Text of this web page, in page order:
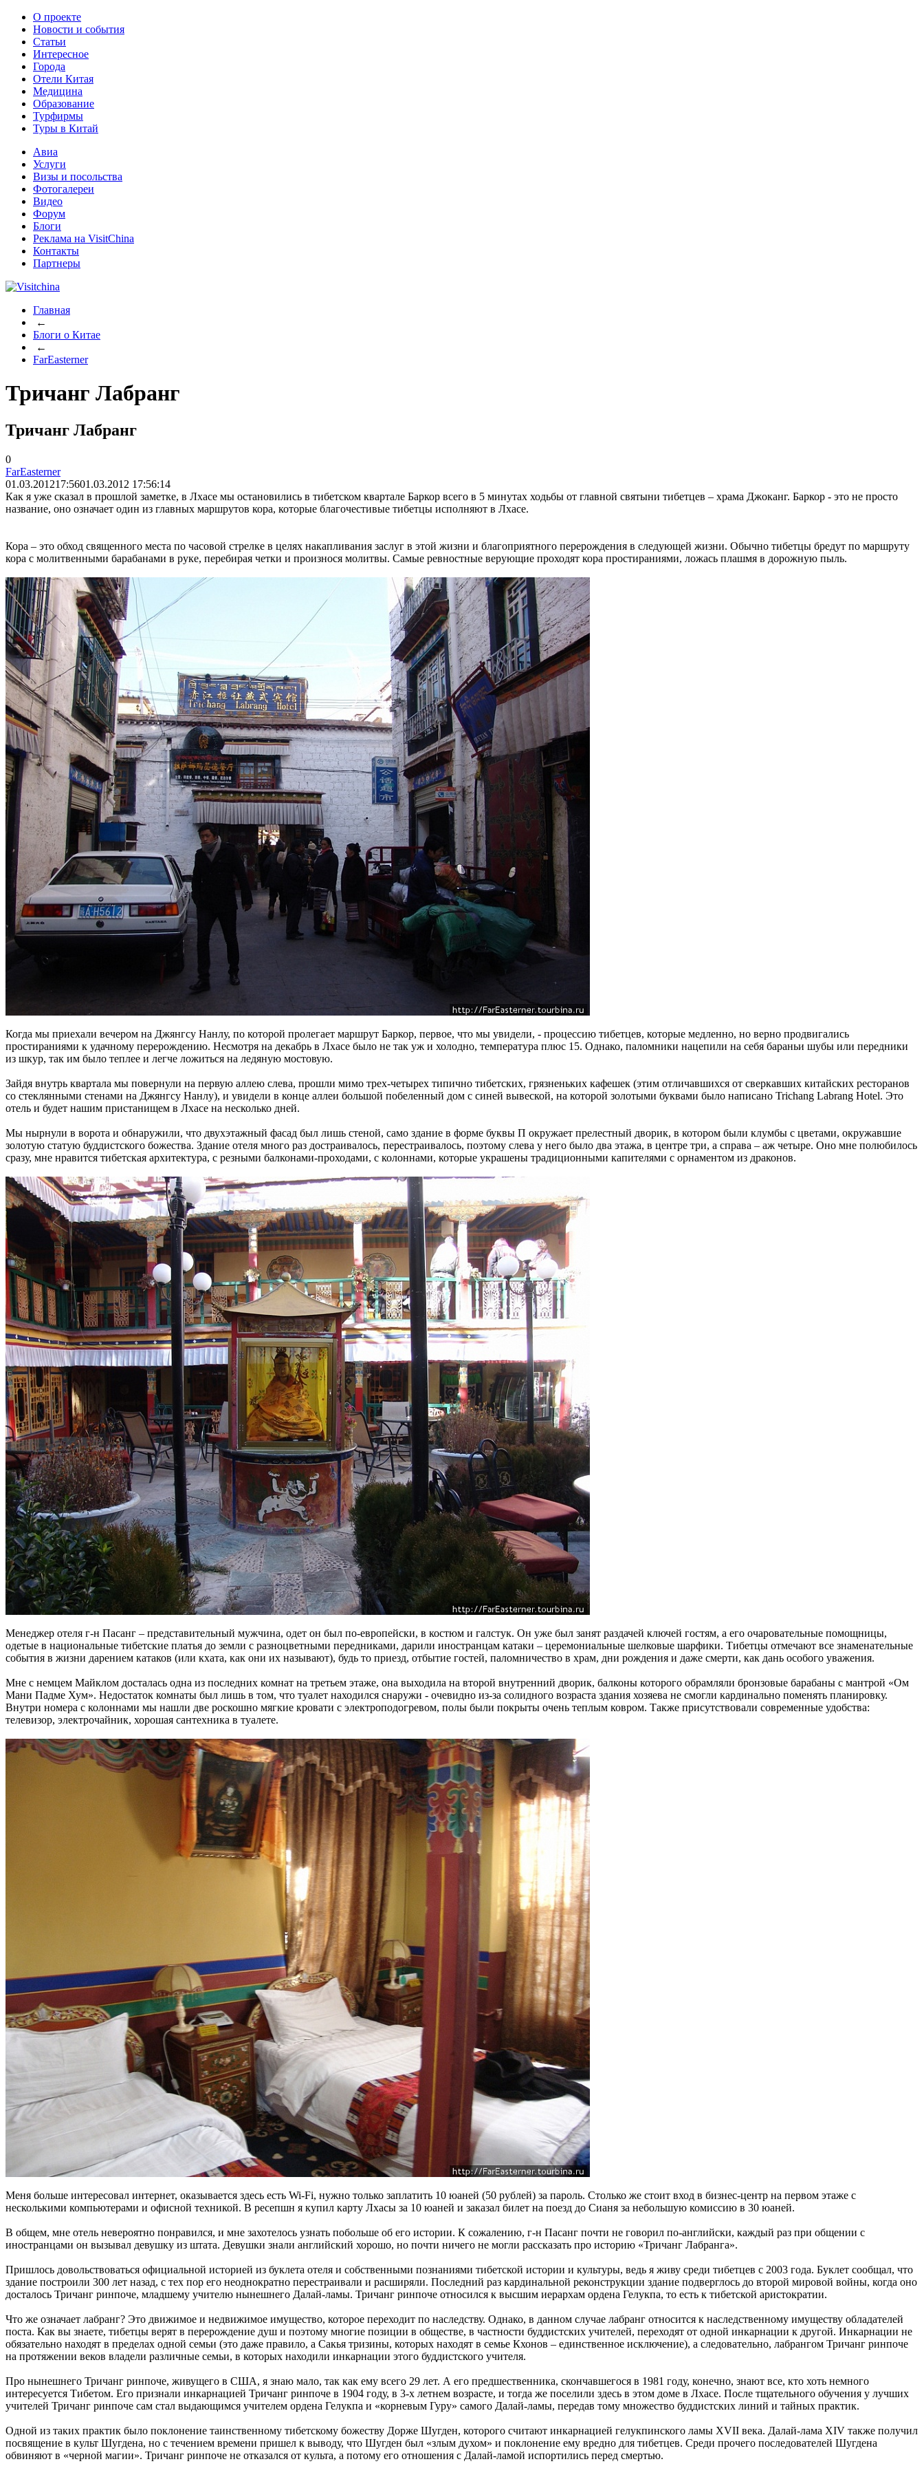
О проекте
Новости и события
Статьи
Интересное
Города
Отели Китая
Медицина
Образование
Турфирмы
Туры в Китай
Авиа
Услуги
Визы и посольства
Фотогалереи
Видео
Форум
Блоги
Реклама на VisitChina
Контакты
Партнеры
Главная
←
Блоги о Китае
←
FarEasterner
Тричанг Лабранг
Тричанг Лабранг
0
FarEasterner
01.03.201217:5601.03.2012 17:56:14
Как я уже сказал в прошлой заметке, в Лхасе мы остановились в тибетском квартале Баркор всего в 5 минутах ходьбы от главной святыни тибетцев – храма Джоканг. Баркор - это не просто
название, оно означает один из главных маршрутов кора, которые благочестивые тибетцы исполняют в Лхасе.
Кора – это обход священного места по часовой стрелке в целях накапливания заслуг в этой жизни и благоприятного перерождения в следующей жизни. Обычно тибетцы бредут по маршруту
кора с молитвенными барабанами в руке, перебирая четки и произнося молитвы. Самые ревностные верующие проходят кора простираниями, ложась плашмя в дорожную пыль.
Когда мы приехали вечером на Джянгсу Нанлу, по которой пролегает маршрут Баркор, первое, что мы увидели, - процессию тибетцев, которые медленно, но верно продвигались
простираниями к удачному перерождению. Несмотря на декабрь в Лхасе было не так уж и холодно, температура плюс 15. Однако, паломники нацепили на себя бараньи шубы или передники
из шкур, так им было теплее и легче ложиться на ледяную мостовую.
Зайдя внутрь квартала мы повернули на первую аллею слева, прошли мимо трех-четырех типично тибетских, грязненьких кафешек (этим отличавшихся от сверкавших китайских ресторанов
со стеклянными стенами на Джянгсу Нанлу), и увидели в конце аллеи большой побеленный дом с синей вывеской, на которой золотыми буквами было написано Trichang Labrang Hotel. Это
отель и будет нашим пристанищем в Лхасе на несколько дней.
Мы нырнули в ворота и обнаружили, что двухэтажный фасад был лишь стеной, само здание в форме буквы П окружает прелестный дворик, в котором были клумбы с цветами, окружавшие
золотую статую буддистского божества. Здание отеля много раз достраивалось, перестраивалось, поэтому слева у него было два этажа, в центре три, а справа – аж четыре. Оно мне полюбилось
сразу, мне нравится тибетская архитектура, с резными балконами-проходами, с колоннами, которые украшены традиционными капителями с орнаментом из драконов.
Менеджер отеля г-н Пасанг – представительный мужчина, одет он был по-европейски, в костюм и галстук. Он уже был занят раздачей ключей гостям, а его очаровательные помощницы,
одетые в национальные тибетские платья до земли с разноцветными передниками, дарили иностранцам катаки – церемониальные шелковые шарфики. Тибетцы отмечают все знаменательные
события в жизни дарением катаков (или кхата, как они их называют), будь то приезд, отбытие гостей, паломничество в храм, дни рождения и даже смерти, как дань особого уважения.
Мне с немцем Майклом досталась одна из последних комнат на третьем этаже, она выходила на второй внутренний дворик, балконы которого обрамляли бронзовые барабаны с мантрой «Ом
Мани Падме Хум». Недостаток комнаты был лишь в том, что туалет находился снаружи - очевидно из-за солидного возраста здания хозяева не смогли кардинально поменять планировку.
Внутри номера с колоннами мы нашли две роскошно мягкие кровати с электроподогревом, полы были покрыты очень теплым ковром. Также присутствовали современные удобства:
телевизор, электрочайник, хорошая сантехника в туалете.
Меня больше интересовал интернет, оказывается здесь есть Wi-Fi, нужно только заплатить 10 юаней (50 рублей) за пароль. Столько же стоит вход в бизнес-центр на первом этаже с
несколькими компьютерами и офисной техникой. В ресепшн я купил карту Лхасы за 10 юаней и заказал билет на поезд до Сианя за небольшую комиссию в 30 юаней.
В общем, мне отель невероятно понравился, и мне захотелось узнать побольше об его истории. К сожалению, г-н Пасанг почти не говорил по-английски, каждый раз при общении с
иностранцами он вызывал девушку из штата. Девушки знали английский хорошо, но почти ничего не могли рассказать про историю «Тричанг Лабранга».
Пришлось довольствоваться официальной историей из буклета отеля и собственными познаниями тибетской истории и культуры, ведь я живу среди тибетцев с 2003 года. Буклет сообщал, что
здание построили 300 лет назад, с тех пор его неоднократно перестраивали и расширяли. Последний раз кардинальной реконструкции здание подверглось до второй мировой войны, когда оно
досталось Тричанг ринпоче, младшему учителю нынешнего Далай-ламы. Тричанг ринпоче относился к высшим иерархам ордена Гелукпа, то есть к тибетской аристократии.
Что же означает лабранг? Это движимое и недвижимое имущество, которое переходит по наследству. Однако, в данном случае лабранг относится к наследственному имуществу обладателей
поста. Как вы знаете, тибетцы верят в перерождение душ и поэтому многие позиции в обществе, в частности буддистских учителей, переходят от одной инкарнации к другой. Инкарнации не
обязательно находят в пределах одной семьи (это даже правило, а Сакья тризины, которых находят в семье Кхонов – единственное исключение), а следовательно, лабрангом Тричанг ринпоче
на протяжении веков владели различные семьи, в которых находили инкарнации этого буддистского учителя.
Про нынешнего Тричанг ринпоче, живущего в США, я знаю мало, так как ему всего 29 лет. А его предшественника, скончавшегося в 1981 году, конечно, знают все, кто хоть немного
интересуется Тибетом. Его признали инкарнацией Тричанг ринпоче в 1904 году, в 3-х летнем возрасте, и тогда же поселили здесь в этом доме в Лхасе. После тщательного обучения у лучших
учителей Тричанг ринпоче сам стал выдающимся учителем ордена Гелукпа и «корневым Гуру» самого Далай-ламы, передав тому множество буддистских линий и тайных практик.
Одной из таких практик было поклонение таинственному тибетскому божеству Дорже Шугден, которого считают инкарнацией гелукпинского ламы XVII века. Далай-лама XIV также получил
посвящение в культ Шугдена, но с течением времени пришел к выводу, что Шугден был «злым духом» и поклонение ему вредно для тибетцев. Среди прочего последователей Шугдена
обвиняют в «черной магии». Тричанг ринпоче не отказался от культа, а потому его отношения с Далай-ламой испортились перед смертью.